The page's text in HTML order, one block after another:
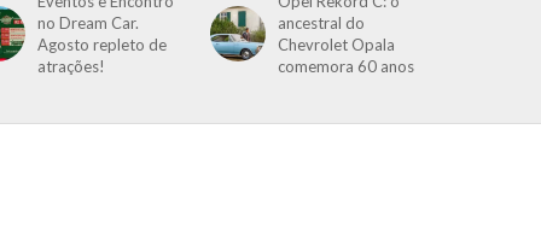
no Dream Car.
Agosto repleto de
atrações!
ancestral do
Chevrolet Opala
comemora 60 anos